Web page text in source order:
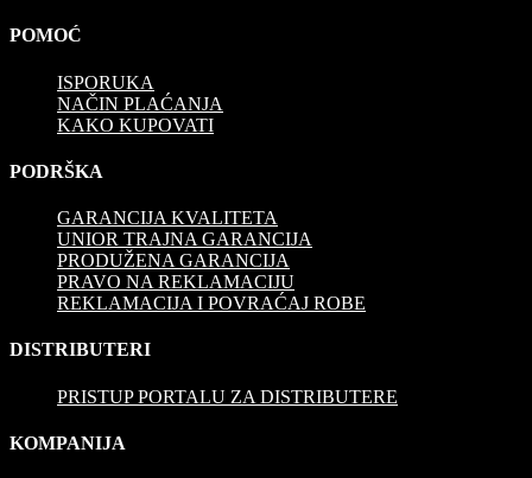
POMOĆ
ISPORUKA
NAČIN PLAĆANJA
KAKO KUPOVATI
PODRŠKA
GARANCIJA KVALITETA
UNIOR TRAJNA GARANCIJA
PRODUŽENA GARANCIJA
PRAVO NA REKLAMACIJU
REKLAMACIJA I POVRAĆAJ ROBE
DISTRIBUTERI
PRISTUP PORTALU ZA DISTRIBUTERE
KOMPANIJA